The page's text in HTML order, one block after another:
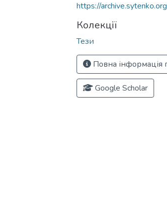
https://
Колекції
Тези
Повна інформація
Google Scholar